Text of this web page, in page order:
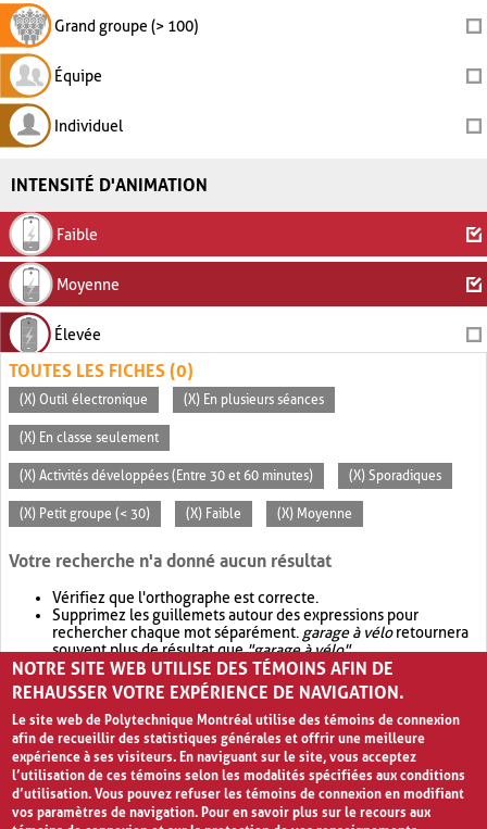
Grand groupe (> 100)
Équipe
Individuel
INTENSITÉ D'ANIMATION
Faible
Moyenne
Élevée
TOUTES LES FICHES (0)
(X) Outil électronique (X) En plusieurs séances
(X) En classe seulement
(X) Activités développées (Entre 30 et 60 minutes) (X) Sporadiques
(X) Petit groupe (< 30) (X) Faible (X) Moyenne
Votre recherche n'a donné aucun résultat
Vérifiez que l'orthographe est correcte.
Supprimez les guillemets autour des expressions pour
rechercher chaque mot séparément. garage à véloretournera
souvent plus de résultat que"garage à vélo".
Envisagez d'élargir votre recherche avec OR.garage OR vélo
retournera souvent plus de résultat quegarage à vélo
NOTRE SITE WEB UTILISE DES TÉMOINS AFIN DE
REHAUSSER VOTRE EXPÉRIENCE DE NAVIGATION.
Le site web de Polytechnique Montréal utilise des témoins de connexion
afin de recueillir des statistiques générales et offrir une meilleure
expérience à ses visiteurs. En naviguant sur le site, vous acceptez
l’utilisation de ces témoins selon les modalités spécifiées aux conditions
d’utilisation. Vous pouvez refuser les témoins de connexion en modifiant
vos paramètres de navigation. Pour en savoir plus sur le recours aux